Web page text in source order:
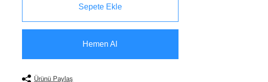
Sepete Ekle
Hemen Al
Ürünü Paylaş